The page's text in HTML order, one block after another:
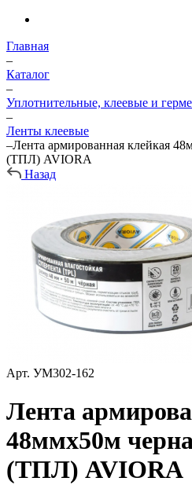
Главная
–
Каталог
–
Уплотнительные, клеевые и
–
Ленты клеевые
–Лента армированная клейкая
(ТПЛ) AVIORA
Назад
Арт. УМ302-162
Лента
48ммх50м
(ТПЛ) AVIORA